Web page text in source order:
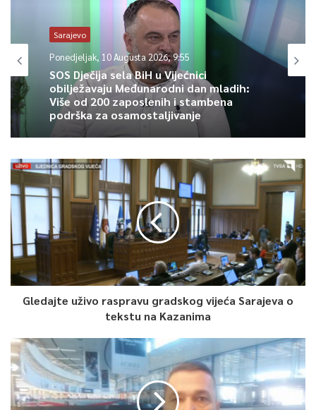
“U proteklih sedam dana prosječan broj zaraženih je 162, dok
sedmična incidenca, odnosno broj oboljelih na 100.000
stanovnika, iznosi 269”, podaci su Zavoda za javno zdravstvo
KS.
0
Article Rating
Sarajevo
Ponedjeljak, 10 Augusta 2026, 9:55
SOS Dječija sela BiH u Vijećnici
obilježavaju Međunarodni dan mladih:
Više od 200 zaposlenih i stambena
podrška za osamostaljivanje
Gledajte uživo raspravu gradskog vijeća Sarajeva o
tekstu na Kazanima